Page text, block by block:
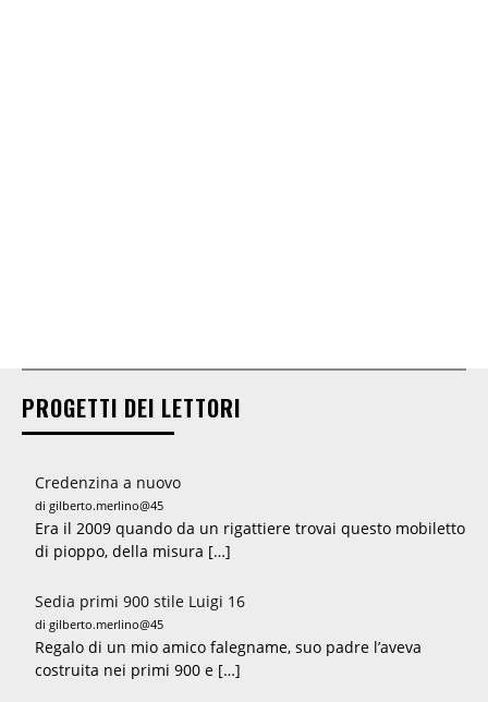
PROGETTI DEI LETTORI
Credenzina a nuovo
di gilberto.merlino@45
Era il 2009 quando da un rigattiere trovai questo mobiletto
di pioppo, della misura […]
Sedia primi 900 stile Luigi 16
di gilberto.merlino@45
Regalo di un mio amico falegname, suo padre l’aveva
costruita nei primi 900 e […]